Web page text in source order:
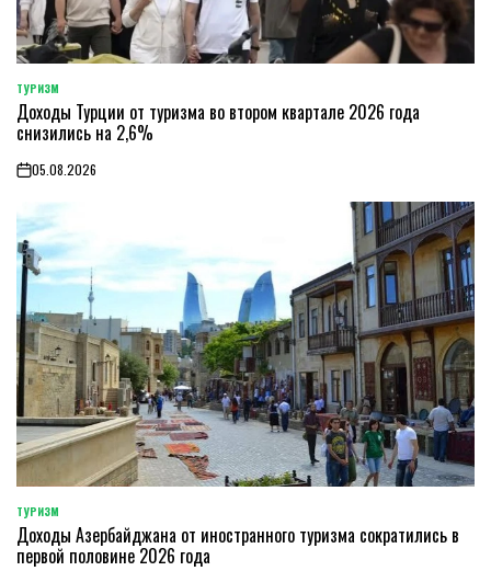
POSTED
IN
ТУРИЗМ
Доходы Турции от туризма во втором квартале 2026 года
снизились на 2,6%
on05.08.2026
POSTED
IN
ТУРИЗМ
Доходы Азербайджана от иностранного туризма сократились в
первой половине 2026 года